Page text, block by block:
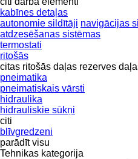
kabīnes detaļas
autonomie sildītāji navigācijas
atdzesēšanas sistēmas
termostati
ritošās
citas ritošās daļas rezerves
pneimatika
pneimatiskais vārsti
hidraulika
hidrauliskie sūkņi
citi
blīvgredzeni
parādīt visu
Tehnikas kategorija